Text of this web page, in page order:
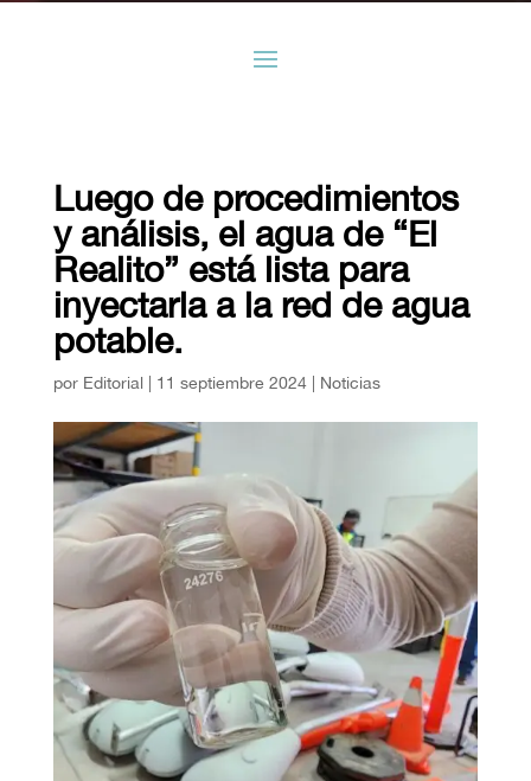
Luego de procedimientos
y análisis, el agua de “El
Realito” está lista para
inyectarla a la red de agua
potable.
por Editorial| 11 septiembre 2024| Noticias